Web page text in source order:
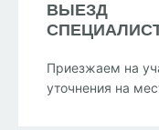
ВЫЕЗД
Приезжаем на
уточнения на